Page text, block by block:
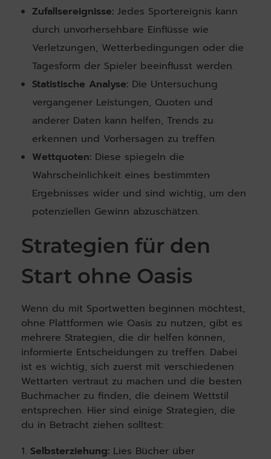
Zufallsereignisse:Jedes Sportereignis kann
durch unvorhersehbare Einflüsse wie
Verletzungen, Wetterbedingungen oder die
Tagesform der Spieler beeinflusst werden.
Statistische Analyse:Die Untersuchung
vergangener Leistungen, Quoten und
anderer Daten kann helfen, Trends zu
erkennen und Vorhersagen zu treffen.
Wettquoten:Diese spiegeln die
Wahrscheinlichkeit eines bestimmten
Ergebnisses wider und sind wichtig, um den
potenziellen Gewinn abzuschätzen.
Strategien für den
Start ohne Oasis
Wenn du mit Sportwetten beginnen möchtest,
ohne Plattformen wie Oasis zu nutzen, gibt es
mehrere Strategien, die dir helfen können,
informierte Entscheidungen zu treffen. Dabei
ist es wichtig, sich zuerst mit verschiedenen
Wettarten vertraut zu machen und die besten
Buchmacher zu finden, die deinem Wettstil
entsprechen. Hier sind einige Strategien, die
du in Betracht ziehen solltest:
Selbsterziehung: Lies Bücher über